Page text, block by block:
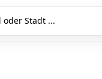
oder Stadt ...